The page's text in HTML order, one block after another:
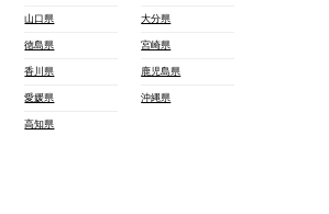
山口県
徳島県
香川県
愛媛県
高知県
大分県
宮崎県
鹿児島県
沖縄県